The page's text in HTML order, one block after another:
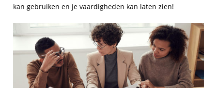
kan gebruiken en je vaardigheden kan laten zien!